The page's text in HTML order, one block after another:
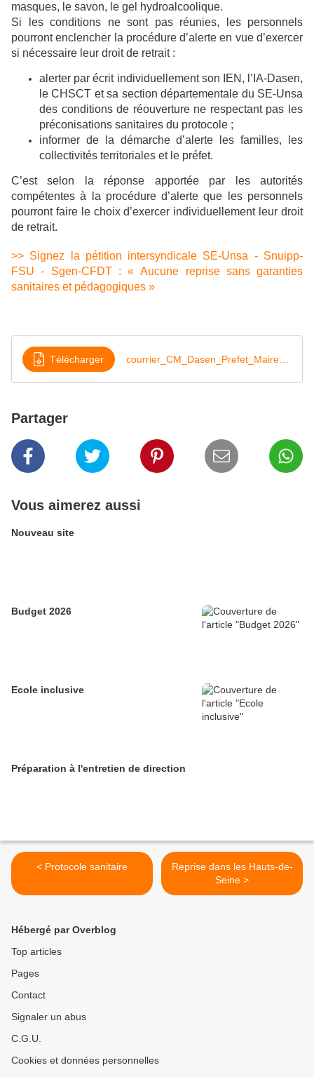
masques, le savon, le gel hydroalcoolique.
Si les conditions ne sont pas réunies, les personnels
pourront enclencher la procédure d’alerte en vue d’exercer
si nécessaire leur droit de retrait :
alerter par écrit individuellement son IEN, l’IA-Dasen,
le CHSCT et sa section départementale du SE-Unsa
des conditions de réouverture ne respectant pas les
préconisations sanitaires du protocole ;
informer de la démarche d’alerte les familles, les
collectivités territoriales et le préfet.
C’est selon la réponse apportée par les autorités
compétentes à la procédure d’alerte que les personnels
pourront faire le choix d’exercer individuellement leur droit
de retrait.
>> Signez la pétition intersyndicale SE-Unsa - Snuipp-
FSU - Sgen-CFDT : « Aucune reprise sans garanties
sanitaires et pédagogiques »
Télécharger
Partager
Vous aimerez aussi
Nouveau site
Budget 2026
Ecole inclusive
Préparation à l'entretien de direction
< Protocole sanitaire
Reprise dans les Hauts-de-
Seine >
Hébergé par Overblog
Top articles
Pages
Contact
Signaler un abus
C.G.U.
Cookies et données personnelles